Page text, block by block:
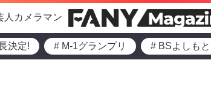
人カメラマン
決定! # M-1グランプリ # BSよしもと